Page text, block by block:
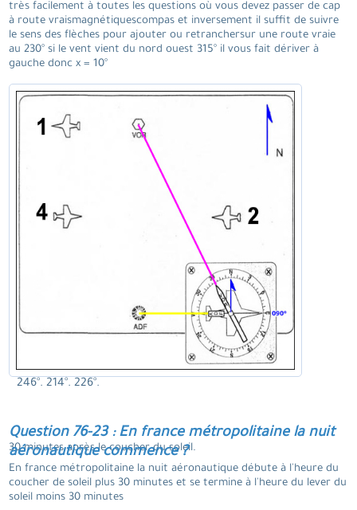
très facilement à toutes les questions où vous devez passer de cap
à route vraismagnétiquescompas et inversement il suffit de suivre
le sens des flèches pour ajouter ou retranchersur une route vraie
au 230° si le vent vient du nord ouest 315° il vous fait dériver à
gauche donc x = 10°
246°. 214°. 226°.
Question 76-23 : En france métropolitaine la nuit
aéronautique commence ?
30 minutes après le coucher du soleil.
En france métropolitaine la nuit aéronautique débute à l'heure du
coucher de soleil plus 30 minutes et se termine à l'heure du lever du
soleil moins 30 minutes